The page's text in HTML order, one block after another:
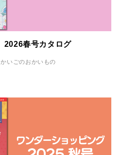
春号カタログ
いごのおかいもの